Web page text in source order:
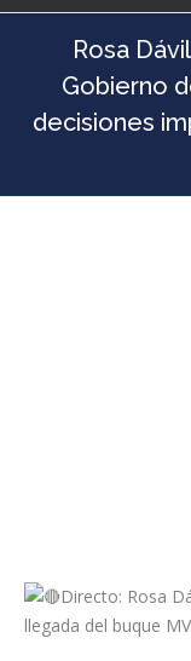
Rosa
Gobierno